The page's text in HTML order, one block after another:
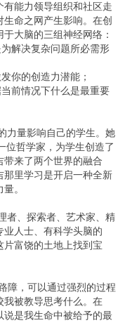
能力领导组织和社区走
命之网产生影响。在创
大脑的三组神经网络：
解决复杂问题所必需形
你的创造力潜能；
前情况下什么是最重要
量影响自己的学生。她
位哲学家，为学生创造了
来了两个世界的融合
里学习是开启一种全新
。
、探索者、艺术家、精
人士、有科学头脑的
片富饶的土地上找到宝
障，可以通过强烈的过程
我被教导思考什么。在
是我生命中被给予的最